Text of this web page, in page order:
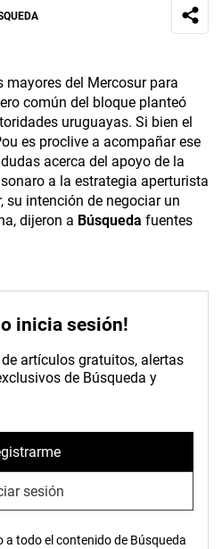
mayores del Mercosur para
común del bloque planteó
uruguayas. Si bien el
es proclive a acompañar ese
acerca del apoyo de la
a la estrategia aperturista
su intención de negociar un
dijeron a Búsqueda fuentes
inicia sesión!
artículos gratuitos, alertas
de Búsqueda y
sesión
todo el contenido de Búsqueda